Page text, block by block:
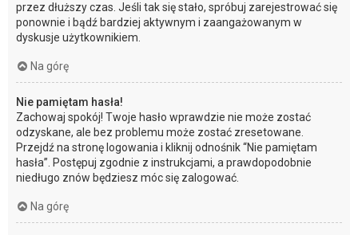
przez dłuższy czas. Jeśli tak się stało, spróbuj zarejestrować się
ponownie i bądź bardziej aktywnym i zaangażowanym w
dyskusje użytkownikiem.
Na górę
Nie pamiętam hasła!
Zachowaj spokój! Twoje hasło wprawdzie nie może zostać
odzyskane, ale bez problemu może zostać zresetowane.
Przejdź na stronę logowania i kliknij odnośnik “Nie pamiętam
hasła”. Postępuj zgodnie z instrukcjami, a prawdopodobnie
niedługo znów będziesz móc się zalogować.
Na górę